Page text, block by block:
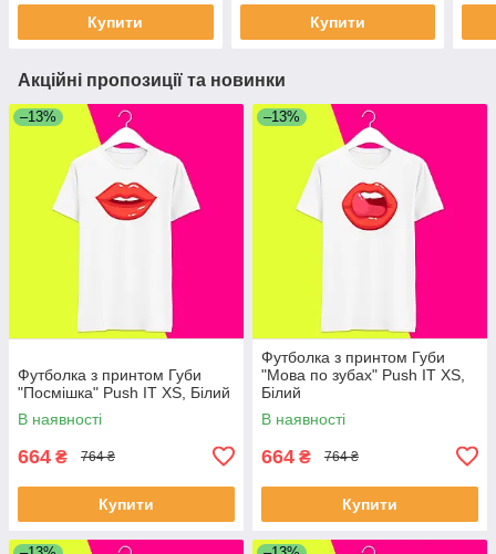
Купити Купити
Акційні пропозиції та новинки
–13%
Футболка з принтом Губи
"Посмішка" Push IT XS, Білий
В наявності
664 ₴ 764 ₴
Купити
–13%
Футболка з принтом Губи
"Мова по зубах" Push IT XS,
Білий
В наявності
664 ₴ 764 ₴
Купити